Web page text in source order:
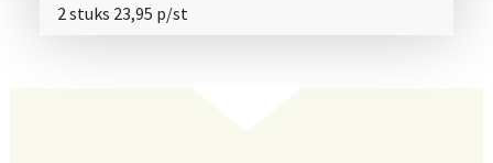
2 stuks 23,95 p/st